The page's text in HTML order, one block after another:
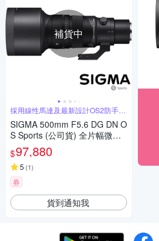
補貨中
採用線性馬達及最新設計OS2防手震
系統
SIGMA 500mm F5.6 DG DN O
S Sports (公司貨) 全片幅微單
眼鏡頭 超望遠定焦鏡頭 運動 飛
羽攝影 拍鳥
$97,880
5 (1)
券
貨到通知我